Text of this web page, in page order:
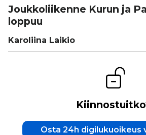
Jouk­ko­lii­kenne Kurun ja
loppuu
Karoliina Laikio
Osta 24h digilukuoikeus